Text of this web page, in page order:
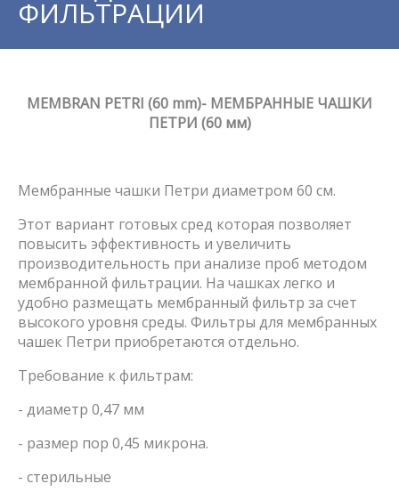
ФИЛЬТРАЦИИ
MEMBRAN PETRI (60 mm)- МЕМБРАННЫЕ ЧАШКИ
ПЕТРИ (60 мм)
Мембранные чашки Петри диаметром 60 см.
Этот вариант готовых сред которая позволяет
повысить эффективность и увеличить
производительность при анализе проб методом
мембранной фильтрации. На чашках легко и
удобно размещать мембранный фильтр за счет
высокого уровня среды. Фильтры для мембранных
чашек Петри приобретаются отдельно.
Требование к фильтрам:
- диаметр 0,47 мм
- размер пор 0,45 микрона.
- стерильные